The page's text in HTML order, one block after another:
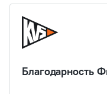
Благодарность